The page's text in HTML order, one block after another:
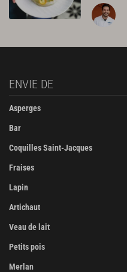
ENVIE DE
Asperges
Bar
Coquilles Saint-Jacques
Fraises
Lapin
Artichaut
Veau de lait
Petits pois
Merlan